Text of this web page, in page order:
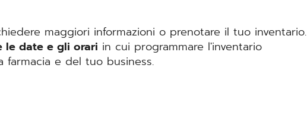
maggiori informazioni o prenotare il tuo inventario.
le date e gli orari in cui programmare l'inventario
farmacia e del tuo business.